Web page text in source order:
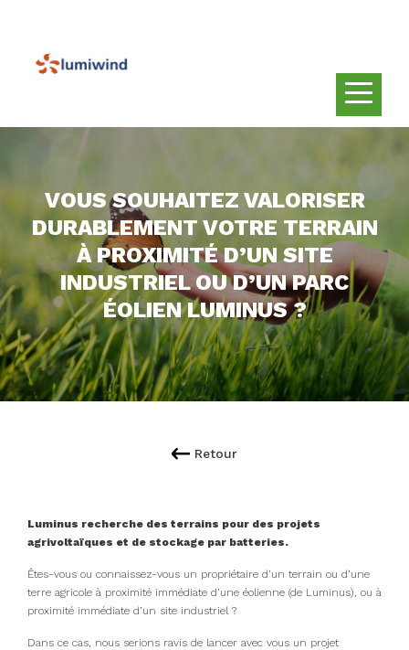
VOUS SOUHAITEZ VALORISER
DURABLEMENT VOTRE TERRAIN
À PROXIMITÉ D’UN SITE
INDUSTRIEL OU D’UN PARC
ÉOLIEN LUMINUS ?
Retour
Luminus recherche des terrains pour des projets
agrivoltaïques et de stockage par batteries.
Êtes-vous ou connaissez-vous un propriétaire d’un terrain ou d’une
terre agricole à proximité immédiate d’une éolienne (de Luminus), ou à
proximité immédiate d’un site industriel ?
Dans ce cas, nous serions ravis de lancer avec vous un projet